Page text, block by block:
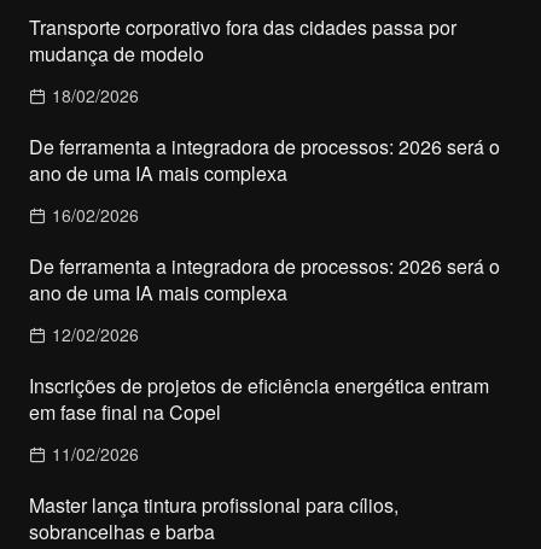
Transporte corporativo fora das cidades passa por
mudança de modelo
18/02/2026
De ferramenta a integradora de processos: 2026 será o
ano de uma IA mais complexa
16/02/2026
De ferramenta a integradora de processos: 2026 será o
ano de uma IA mais complexa
12/02/2026
Inscrições de projetos de eficiência energética entram
em fase final na Copel
11/02/2026
Master lança tintura profissional para cílios,
sobrancelhas e barba